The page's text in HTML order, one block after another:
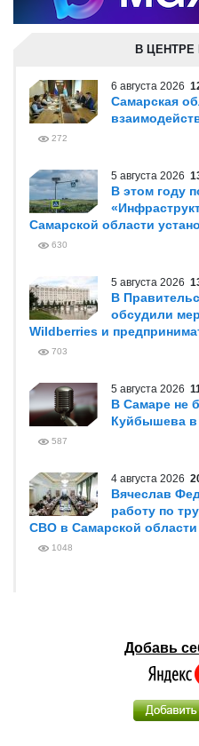
В ЦЕНТРЕ
6 августа 2026
Самарская
272
5 августа 2026
В этом году
Самарской области
630
5 августа 2026
В
обсудили
Wildberries и
703
5 августа 2026
В Самаре не
Куйбышева в
587
4 августа 2026
Вячеслав
работу по
СВО в Самарской области
1048
Добавь